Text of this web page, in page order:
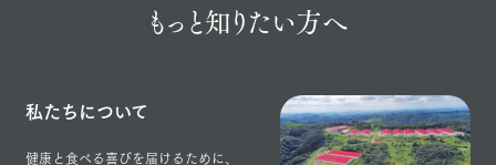
もっと知りたい方へ
私たちについて
健康と食べる喜びを届けるために、